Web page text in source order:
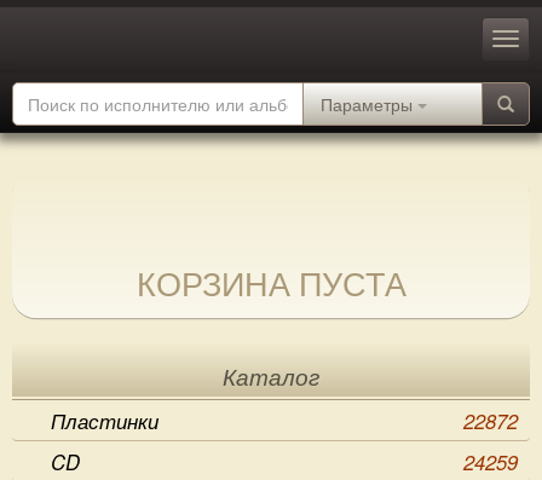
Параметры
КОРЗИНА ПУСТА
Каталог
Пластинки
22872
CD
24259